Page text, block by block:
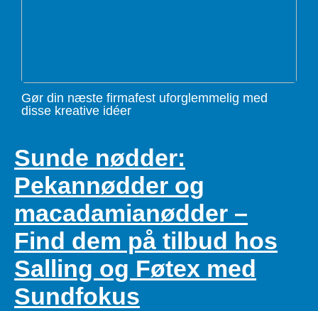
Gør din næste firmafest uforglemmelig med
disse kreative idéer
Sunde nødder:
Pekannødder og
macadamianødder –
Find dem på tilbud hos
Salling og Føtex med
Sundfokus